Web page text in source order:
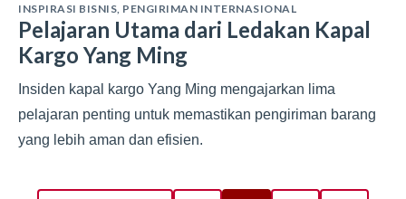
INSPIRASI BISNIS PENGIRIMAN INTERNASIONAL
Pelajaran Utama dari Ledakan Kapal
Kargo Yang Ming
Insiden kapal kargo Yang Ming mengajarkan lima
pelajaran penting untuk memastikan pengiriman barang
yang lebih aman dan efisien.